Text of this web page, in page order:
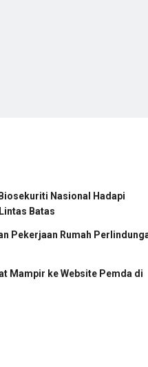
Nasional Hadapi
Batas
Pekerjaan Rumah
Mampir ke Website Pemda di